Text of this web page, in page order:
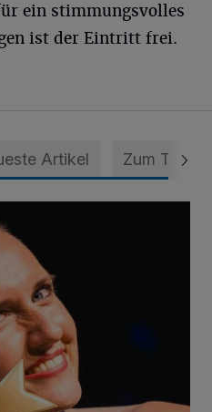
ein stimmungsvolles
ist der Eintritt frei.
Artikel Zum Thema